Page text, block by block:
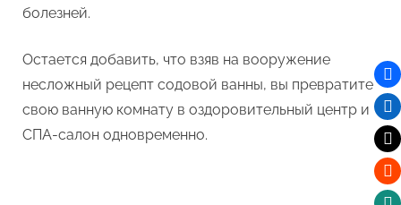
болезней.
Остается добавить, что взяв на вооружение
несложный рецепт содовой ванны, вы превратите
свою ванную комнату в оздоровительный центр и
СПА-салон одновременно.